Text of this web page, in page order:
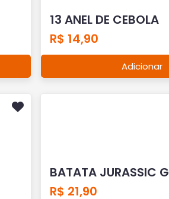
13 ANEL DE CEBOLA
R$ 14,90
Adicionar
BATATA JURASSIC G
R$ 21,90